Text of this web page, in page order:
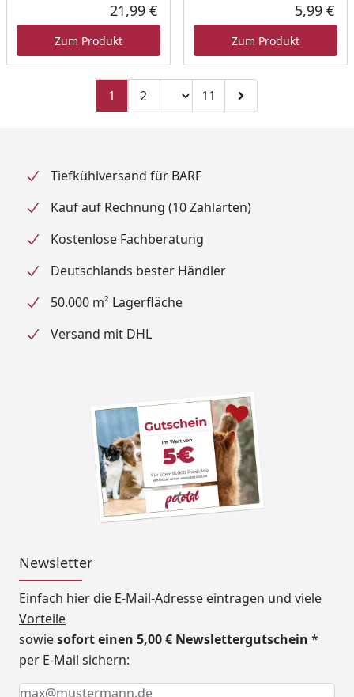
Aktueller Preis
21,99 €
Zum Produkt
5,99 €
Zum Produkt
1 Zu Seite 2
2 Seitenzahl ändern
Zu Seite 11
11 Zur nächsten Seite
Tiefkühlversand für BARF
Kauf auf Rechnung (10 Zahlarten)
Kostenlose Fachberatung
Deutschlands bester Händler
50.000 m² Lagerfläche
Versand mit DHL
Newsletter
Einfach hier die E-Mail-Adresse eintragen und viele
Vorteile
sowiesofort einen 5,00 € Newslettergutschein *
per E-Mail sichern:
Keine Eingabe erforderlich
Eingabe erforderlich
E-Mail *